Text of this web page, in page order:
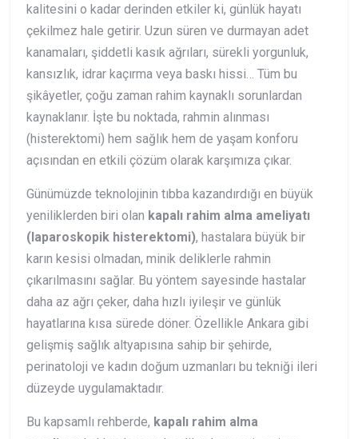
kalitesini o kadar derinden etkiler ki, günlük hayatı
çekilmez hale getirir. Uzun süren ve durmayan adet
kanamaları, şiddetli kasık ağrıları, sürekli yorgunluk,
kansızlık, idrar kaçırma veya baskı hissi… Tüm bu
şikâyetler, çoğu zaman rahim kaynaklı sorunlardan
kaynaklanır. İşte bu noktada, rahmin alınması
(histerektomi) hem sağlık hem de yaşam konforu
açısından en etkili çözüm olarak karşımıza çıkar.
Günümüzde teknolojinin tıbba kazandırdığı en büyük
yeniliklerden biri olan kapalı rahim alma ameliyatı
(laparoskopik histerektomi), hastalara büyük bir
karın kesisi olmadan, minik deliklerle rahmin
çıkarılmasını sağlar. Bu yöntem sayesinde hastalar
daha az ağrı çeker, daha hızlı iyileşir ve günlük
hayatlarına kısa sürede döner. Özellikle Ankara gibi
gelişmiş sağlık altyapısına sahip bir şehirde,
perinatoloji ve kadın doğum uzmanları bu tekniği ileri
düzeyde uygulamaktadır.
Bu kapsamlı rehberde, kapalı rahim alma